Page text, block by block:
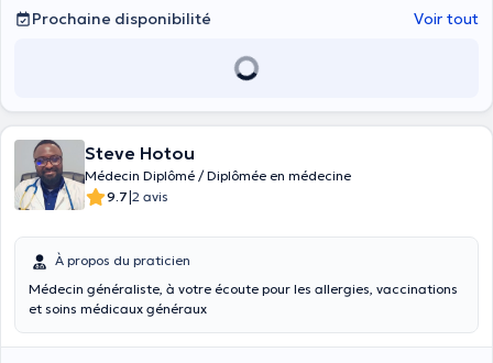
Prochaine disponibilité Voir tout
Steve Hotou
Médecin Diplômé / Diplômée en médecine
9.7|2 avis
À propos du praticien
Médecin généraliste, à votre écoute pour les allergies, vaccinations
et soins médicaux généraux